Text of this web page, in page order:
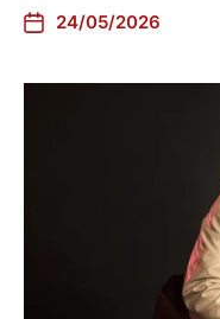
24/05/2026